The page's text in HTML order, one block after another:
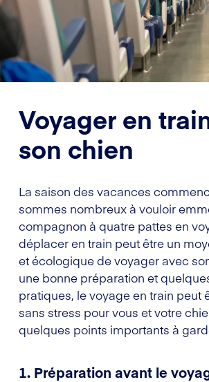
Voyager en
son chien
La saison des vacances
sommes nombreux à vouloir
compagnon à quatre pattes en
déplacer en train peut être un
et écologique de voyager avec
une bonne préparation et
pratiques, le voyage en train peut
sans stress pour vous et votre
quelques points importants à
1. Préparation avant le